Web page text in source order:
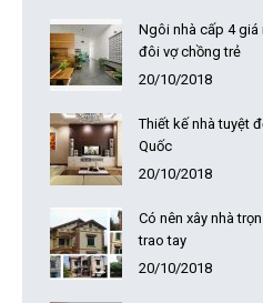
Ngôi nhà cấp 4 giá
đôi vợ chồng trẻ
20/10/2018
Thiết kế nhà tuyệt
Quốc
20/10/2018
Có nên xây nhà
trao tay
20/10/2018